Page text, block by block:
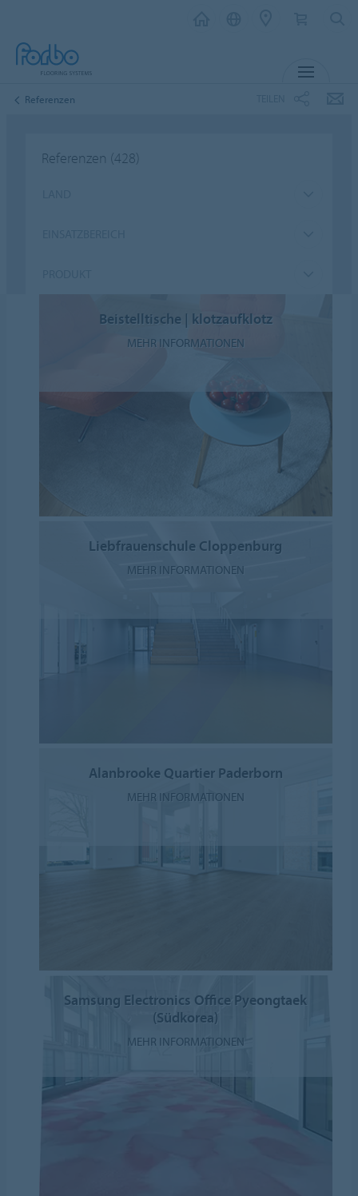
Referenzen
Referenzen (428)
Beistelltische | klotzaufklotz
MEHR INFORMATIONEN
Liebfrauenschule Cloppenburg
MEHR INFORMATIONEN
Alanbrooke Quartier Paderborn
MEHR INFORMATIONEN
Samsung Electronics Office Pyeongtaek
(Südkorea)
MEHR INFORMATIONEN